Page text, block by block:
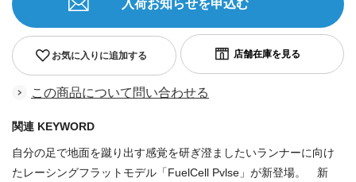
お気に入りに追加する
入荷お知らせを申込む
この商品について問い合わせる
関連 KEYWORD
自分の足で地面を蹴り出す感覚を研ぎ澄ましたいランナーに向け
たレーシングフラットモデル「FuelCell Pvlse」が新登場。 新